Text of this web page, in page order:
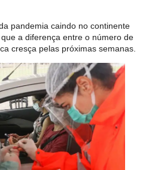
pandemia caindo no continente
a diferença entre o número de
cresça pelas próximas semanas.